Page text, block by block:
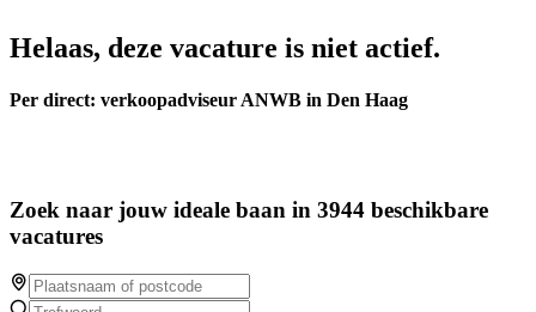
Helaas, deze vacature is niet actief.
Per direct: verkoopadviseur ANWB in Den Haag
Zoek naar jouw ideale baan in 3944 beschikbare
vacatures